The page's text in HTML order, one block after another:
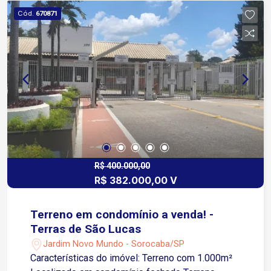
Cód. 670871
R$ 400.000,00
R$ 382.000,00 V
Terreno em condomínio a venda! -
Terras de São Lucas
Jardim Novo Mundo - Sorocaba/SP
Características do imóvel: Terreno com 1.000m²